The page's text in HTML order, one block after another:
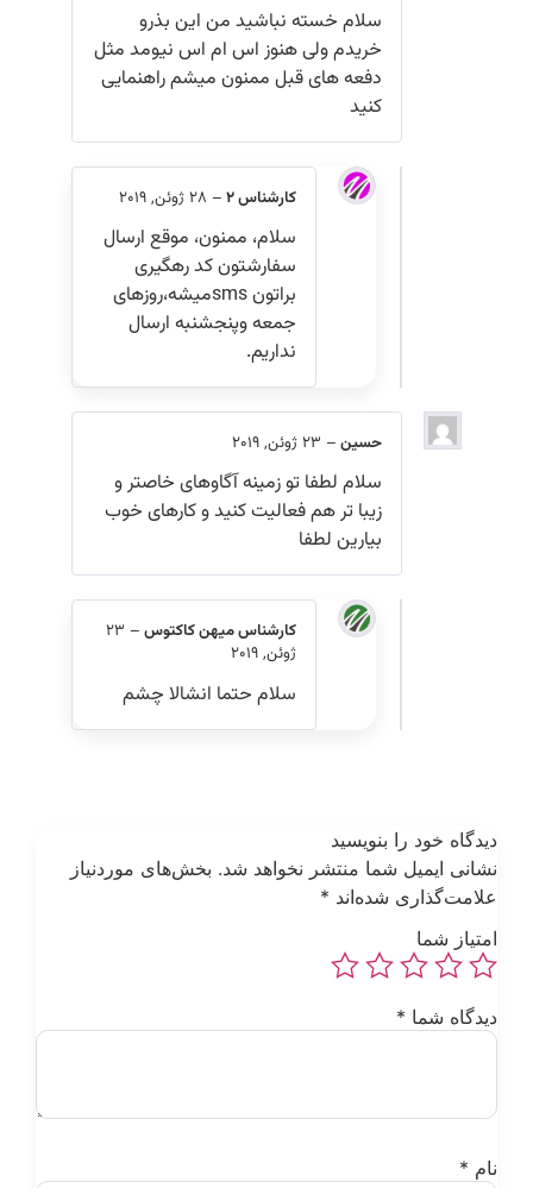
سلام خسته نباشید من این بذرو
خریدم ولی هنوز اس ام اس نیومد مثل
دفعه های قبل ممنون میشم راهنمایی
کارشناس 2 –28 ژوئن, 2019
سلام، ممنون، موقع ارسال
سفارشتون کد رهگیری
براتون smsمیشه،روزهای
جمعه وپنجشنبه ارسال
نداریم.
حسین–23 ژوئن, 2019
سلام لطفا تو زمینه آگاوهای خاصتر و
زیبا تر هم فعالیت کنید و کارهای خوب
بیارین لطفا
کارشناس میهن کاکتوس–
23
سلام حتما انشالا چشم
خود را بنویسید
ایمیل شما منتشر نخواهد شد. بخش‌های موردنیاز
شده‌اند*
شما
شما *